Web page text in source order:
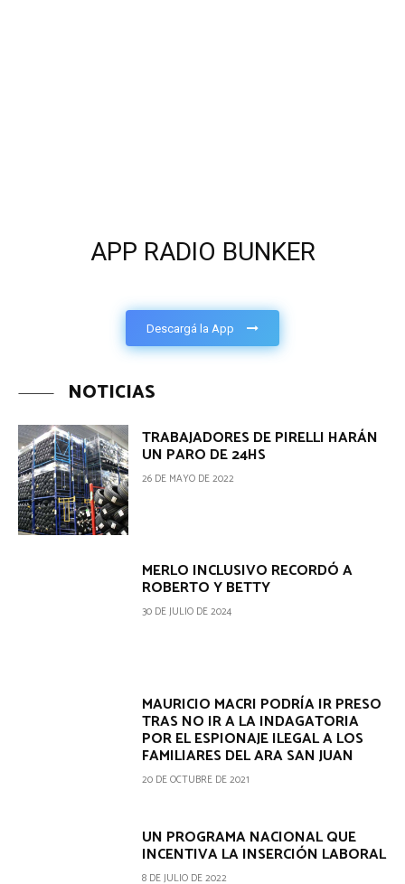
APP RADIO BUNKER
Descargá la App
NOTICIAS
TRABAJADORES DE PIRELLI HARÁN
UN PARO DE 24HS
26 DE MAYO DE 2022
MERLO INCLUSIVO RECORDÓ A
ROBERTO Y BETTY
30 DE JULIO DE 2024
MAURICIO MACRI PODRÍA IR PRESO
TRAS NO IR A LA INDAGATORIA
POR EL ESPIONAJE ILEGAL A LOS
FAMILIARES DEL ARA SAN JUAN
20 DE OCTUBRE DE 2021
UN PROGRAMA NACIONAL QUE
INCENTIVA LA INSERCIÓN LABORAL
8 DE JULIO DE 2022